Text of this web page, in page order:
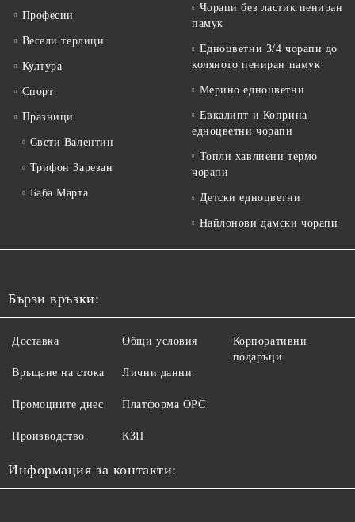
Професии
Весели терлици
Култура
Спорт
Празници
Свети Валентин
Трифон Зарезан
Баба Марта
Чорапи без ластик пениран
памук
Едноцветни 3/4 чорапи до
коляното пениран памук
Мерино едноцветни
Евкалипт и Коприна
едноцветни чорапи
Топли хавлиени термо
чорапи
Детски едноцветни
Найлонови дамски чорапи
Бързи връзки:
Доставка
Връщане на стока
Промоциите днес
Производство
Общи условия
Лични данни
Платформа ОРС
КЗП
Корпоративни
подаръци
Информация за контакти: